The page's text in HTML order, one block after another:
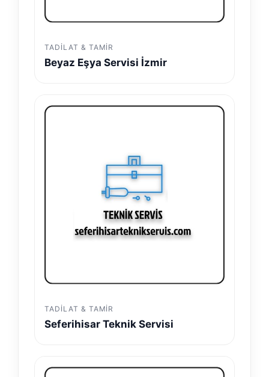
TADILAT & TAMIR
Beyaz Eşya Servisi İzmir
TADILAT & TAMIR
Seferihisar Teknik Servisi